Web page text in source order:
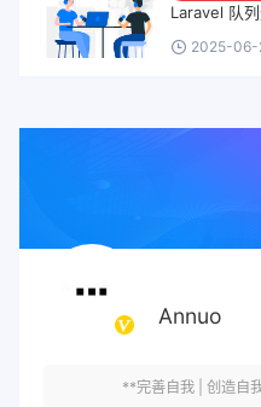
Laravel 队
2025-06-
Annuo
**完善自我 | 创造自